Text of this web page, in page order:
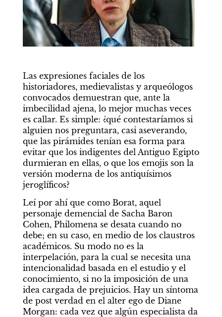
Las expresiones faciales de los
historiadores, medievalistas y arqueólogos
convocados demuestran que, ante la
imbecilidad ajena, lo mejor muchas veces
es callar. Es simple: ¿qué contestaríamos si
alguien nos preguntara, casi aseverando,
que las pirámides tenían esa forma para
evitar que los indigentes del Antiguo Egipto
durmieran en ellas, o que los emojis son la
versión moderna de los antiquísimos
jeroglíficos?
Leí por ahí que como Borat, aquel
personaje demencial de Sacha Baron
Cohen, Philomena se desata cuando no
debe; en su caso, en medio de los claustros
académicos. Su modo no es la
interpelación, para la cual se necesita una
intencionalidad basada en el estudio y el
conocimiento, si no la imposición de una
idea cargada de prejuicios. Hay un síntoma
de post verdad en el alter ego de Diane
Morgan: cada vez que algún especialista da